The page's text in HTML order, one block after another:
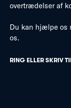
overtrædelser af
Du kan hjælpe os
os.
RING ELLER SKRIV